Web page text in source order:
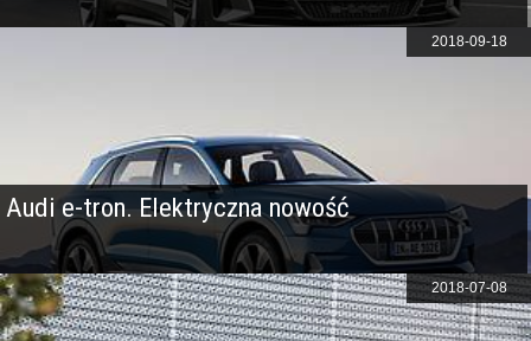
Audi e-tron. Elektryczna nowość
2018-09-18
2018-07-08